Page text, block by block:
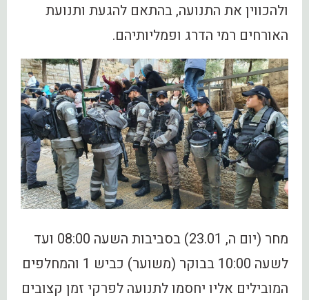
ולהכווין את התנועה, בהתאם להגעת ותנועת
האורחים רמי הדרג ופמליותיהם.
מחר (יום ה, 23.01) בסביבות השעה 08:00 ועד
לשעה 10:00 בבוקר (משוער) כביש 1 והמחלפים
המובילים אליו יחסמו לתנועה לפרקי זמן קצובים